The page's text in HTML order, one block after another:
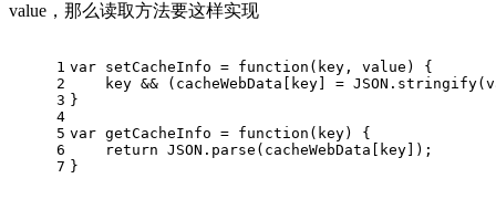
value，那么读取方法要这样实现
1
2
3
4
5
6
7
var setCacheInfo = function(key, value) {
key && (cacheWebData[key] =
}
var getCacheInfo = function(key) {
    return JSON.parse(cacheWebData[key]);
}